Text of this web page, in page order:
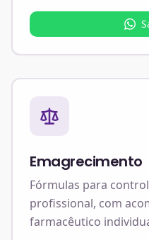
Emagrecimento
Fórmulas para
profissional, com
farmacêutico